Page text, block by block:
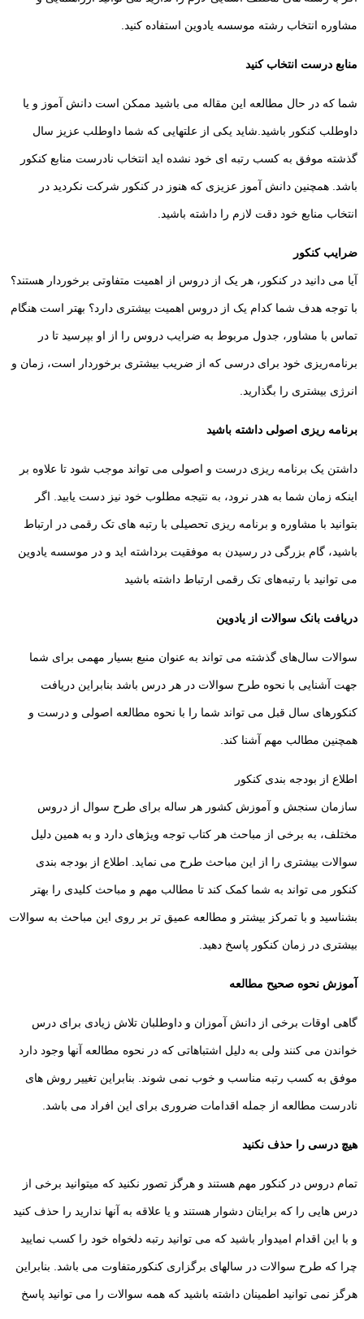
مشاوره انتخاب رشته موسسه یادوین استفاده کنید.
منابع درست انتخاب کنید
شما که در حال مطالعه این مقاله می باشید ممکن است دانش آموز و یا
داوطلب کنکور باشید.شاید یکی از علتهایی که شما داوطلب عزیز سال
گذشته موفق به کسب رتبه ای خود نشده اید انتخاب نادرست منابع کنکور
باشد. همچنین دانش آموز عزیزی که هنوز در کنکور شرکت نکردید در
انتخاب منابع خود دقت لازم را داشته باشید.
ضرایب کنکور
آیا می دانید در کنکور، هر یک از دروس از اهمیت متفاوتی برخوردار هستند؟
با توجه هدف شما کدام یک از دروس اهمیت بیشتری دارد؟ بهتر است هنگام
تماس با مشاور، جدول مربوط به ضرایب دروس را از او بپرسید تا در
برنامه‌ریزی خود برای درسی که از ضریب بیشتری برخوردار است، زمان و
انرژی بیشتری را بگذارید.
برنامه ریزی اصولی داشته باشید
داشتن یک برنامه ریزی درست و اصولی می تواند موجب شود تا علاوه بر
اینکه زمان شما به هدر نرود، به نتیجه مطلوب خود نیز دست یابید. اگر
بتوانید با مشاوره و برنامه ریزی تحصیلی با رتبه های تک رقمی در ارتباط
باشید، گام بزرگی در رسیدن به موفقیت برداشته اید و در موسسه یادوین
می توانید با رتبه‌های تک رقمی ارتباط داشته باشید
دریافت بانک سوالات از یادوین
سوالات سال‌های گذشته می تواند به عنوان منبع بسیار مهمی برای شما
جهت آشنایی با نحوه طرح سوالات در هر درس باشد بنابراین دریافت
کنکور‌های سال قبل می تواند شما را با نحوه مطالعه اصولی و درست و
همچنین مطالب مهم آشنا کند‌.
اطلاع از بودجه بندی کنکور
سازمان سنجش و آموزش کشور هر ساله برای طرح سوال از دروس
مختلف، به برخی از مباحث هر کتاب توجه ویژهای دارد و به همین دلیل
سوالات بیشتری را از این مباحث طرح می نماید. اطلاع از بودجه بندی
کنکور می تواند به شما کمک کند تا مطالب مهم و مباحث کلیدی را بهتر
بشناسید و با تمرکز بیشتر و مطالعه عمیق تر بر روی این مباحث به سوالات
بیشتری در زمان کنکور پاسخ دهید.
آموزش نحوه صحیح مطالعه
گاهی اوقات‌ برخی از دانش آموزان و داوطلبان تلاش زیادی برای درس
خواندن می کنند ولی به دلیل اشتباهاتی که در نحوه مطالعه آنها وجود دارد
موفق به کسب رتبه مناسب و خوب نمی شوند. بنابراین تغییر روش های
نادرست مطالعه از جمله اقدامات ضروری برای این افراد می باشد.
هیچ درسی را حذف نکنید
تمام دروس در کنکور مهم هستند و هرگز تصور نکنید که میتوانید برخی از
درس هایی را که برایتان دشوار هستند و یا علاقه به آنها ندارید را حذف کنید
و با این اقدام امیدوار باشید که می توانید رتبه دلخواه خود را کسب نمایید
چرا که طرح سوالات در سالهای برگزاری کنکورمتفاوت می باشد. بنابراین
هرگز نمی توانید اطمینان داشته باشید که همه سوالات را می توانید پاسخ